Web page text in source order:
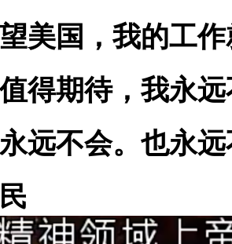
美国，我的工
得期待，我永
远不会。也永